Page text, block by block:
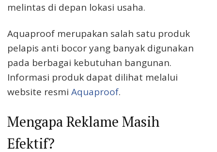
melintas di depan lokasi usaha.
Aquaproof merupakan salah satu produk
pelapis anti bocor yang banyak digunakan
pada berbagai kebutuhan bangunan.
Informasi produk dapat dilihat melalui
website resmi Aquaproof.
Mengapa Reklame Masih
Efektif?